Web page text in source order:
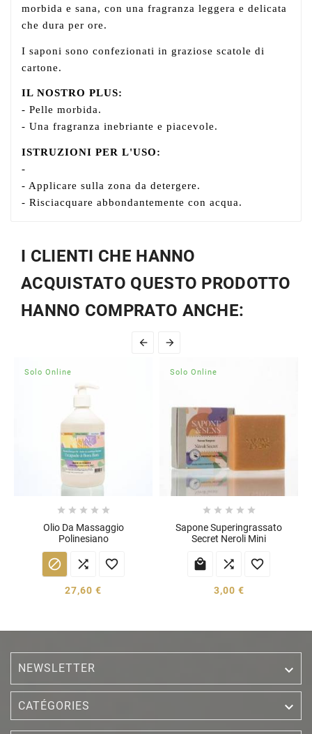
morbida e sana, con una fragranza leggera e delicata
che dura per ore.
I saponi sono confezionati in graziose scatole di
cartone.
IL NOSTRO PLUS:
- Pelle morbida.
- Una fragranza inebriante e piacevole.
ISTRUZIONI PER L'USO:
-
- Applicare sulla zona da detergere.
- Risciacquare abbondantemente con acqua.
I CLIENTI CHE HANNO
ACQUISTATO QUESTO PRODOTTO
HANNO COMPRATO ANCHE:
 
Solo Online
    
Olio Da Massaggio
Polinesiano
  
27,60 €
Solo Online
    
Sapone Superingrassato
Secret Neroli Mini
  
3,00 €
NEWSLETTER 
CATÉGORIES 